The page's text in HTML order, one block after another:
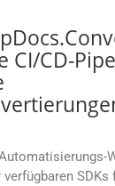
CI/CD-
SDKs